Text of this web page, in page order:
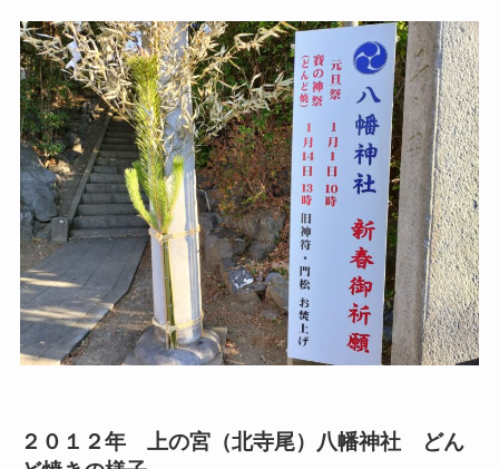
２０１２年 上の宮（北寺尾）八幡神社 どん